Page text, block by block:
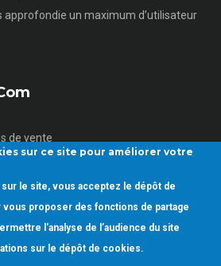
approfondie un maximum d’utilisateur
de vente
personnelles
sur ce site pour améliorer votre
sur le site, vous acceptez le dépôt de
proposer des fonctions de partage
l'analyse de l’audience du site
sur le dépôt de cookies.